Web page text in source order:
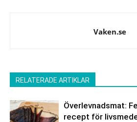
Vaken.se
RELATERADE ARTIKLAR
Överlevnadsmat:
recept för